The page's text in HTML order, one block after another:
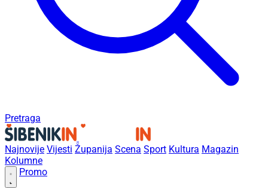
Pretraga
Najnovije Vijesti Županija Scena Sport Kultura Magazin
Kolumne
Promo